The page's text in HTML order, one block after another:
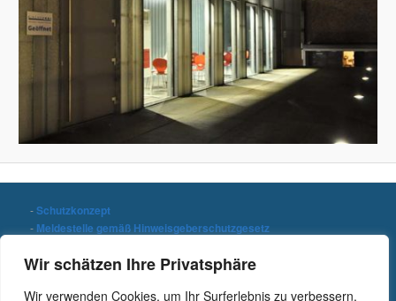
Wir schätzen Ihre Privatsphäre
Wir verwenden Cookies, um Ihr Surferlebnis zu verbessern,
-Schutzkonzept
- Meldestelle gemäß Hinweisgeberschutzgesetz
-Impressum